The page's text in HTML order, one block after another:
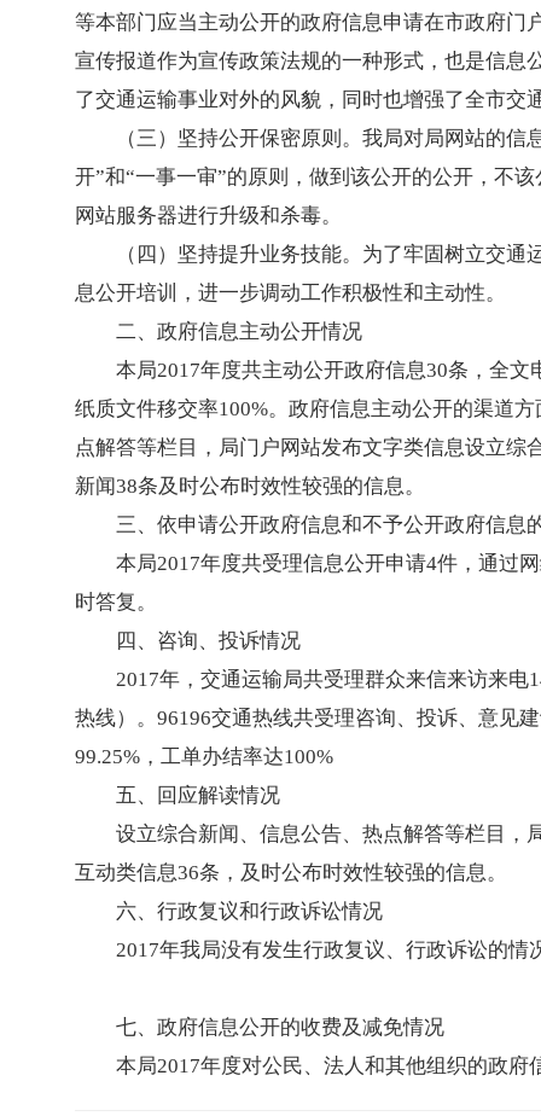
等本部门应当主动公开的政府信息申请在市政府
宣传报道作为宣传政策法规的一种形式，也是信
了交通运输事业对外的风貌，同时也增强了全市
（三）坚持公开保密原则。我局对局网站的
开”和“一事一审”的原则，做到该公开的公开，不
网站服务器进行升级和杀毒。
（四）坚持提升业务技能。为了牢固树立交
息公开培训，进一步调动工作积极性和主动性。
二、政府信息主动公开情况
本局2017年度共主动公开政府信息30条，全
纸质文件移交率100%。政府信息主动公开的渠道
点解答等栏目，局门户网站发布文字类信息设立
新闻38条及时公布时效性较强的信息。
三、依申请公开政府信息和不予公开政府信息
本局2017年度共受理信息公开申请4件，通过
时答复。
四、咨询、投诉情况
2017年，交通运输局共受理群众来信来访来电
热线）。96196交通热线共受理咨询、投诉、意见
99.25%，工单办结率达100%
五、回应解读情况
设立综合新闻、信息公告、热点解答等栏目，
互动类信息36条，及时公布时效性较强的信息。
六、行政复议和行政诉讼情况
2017年我局没有发生行政复议、行政诉讼的情
七、政府信息公开的收费及减免情况
本局2017年度对公民、法人和其他组织的政府